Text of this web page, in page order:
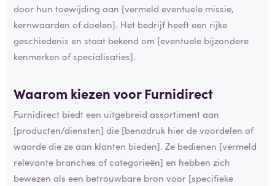
door hun toewijding aan [vermeld eventuele missie,
kernwaarden of doelen]. Het bedrijf heeft een rijke
geschiedenis en staat bekend om [eventuele bijzondere
kenmerken of specialisaties].
Waarom kiezen voor Furnidirect
Furnidirect biedt een uitgebreid assortiment aan
[producten/diensten] die [benadruk hier de voordelen of
waarde die ze aan klanten bieden]. Ze bedienen [vermeld
relevante branches of categorieën] en hebben zich
bewezen als een betrouwbare bron voor [specifieke